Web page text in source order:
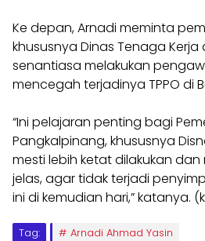
Ke depan, Arnadi meminta
khususnya Dinas Tenaga
senantiasa melakukan
mencegah terjadinya TPPO di
“Ini pelajaran penting bagi
Pangkalpinang, khususnya
mesti lebih ketat dilakukan
jelas, agar tidak terjadi
ini di kemudian hari,” katanya.
Tag:
Arnadi Ahmad Yasin